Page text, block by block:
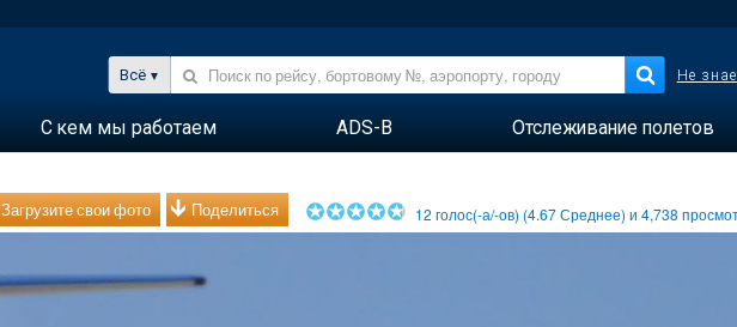
Всё Не
С кем мы работаем ADS-B Отслеживание полетов
Загрузите свои фото Поделиться 12 голос(-а/-ов) (4.67Среднее) и4,738